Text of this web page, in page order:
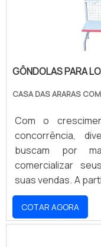
GÔNDOLAS PARA
CASA DAS ARARAS
Com o
concorrência,
buscam por
comercializar
suas vendas. A
loja são peças
os clientes
possam
COTAR AGORA